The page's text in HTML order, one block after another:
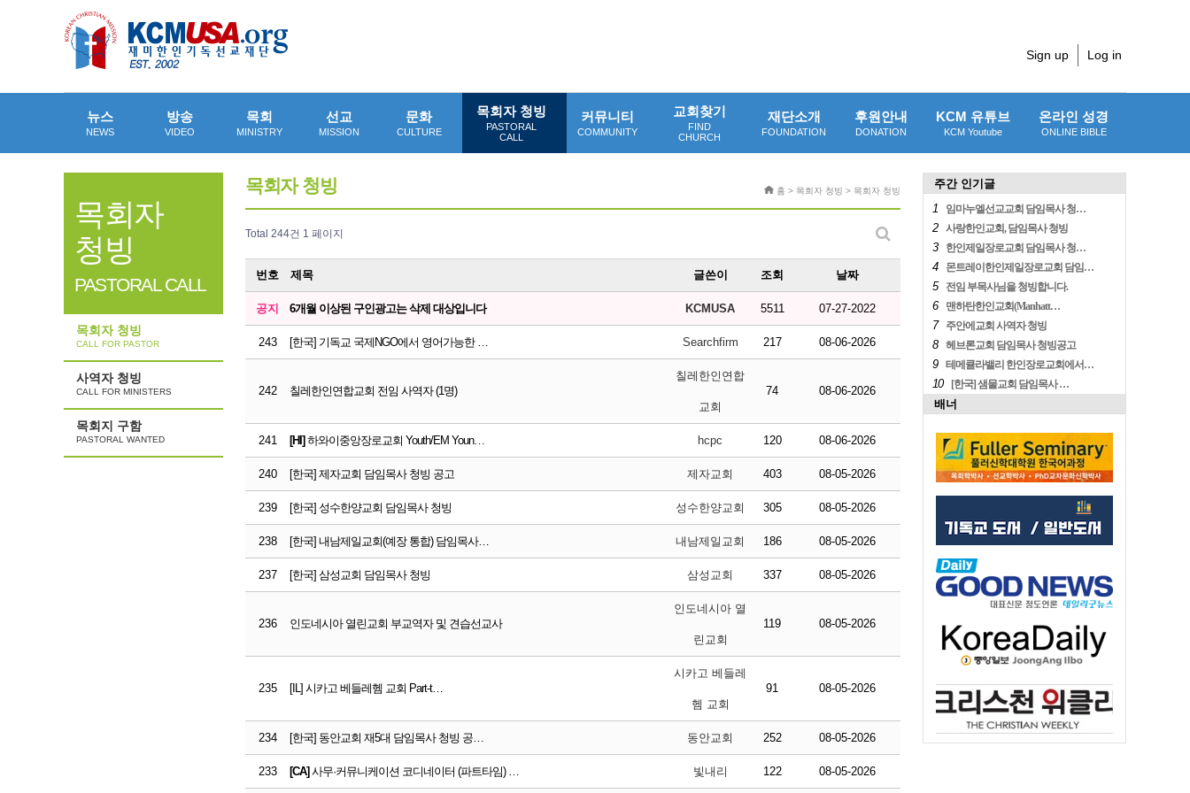
Sign up Log in
뉴스
NEWS
방송
VIDEO
목회
MINISTRY
선교
MISSION
문화
CULTURE
목회자 청빙
PASTORAL
CALL
커뮤니티
COMMUNITY
교회찾기
FIND
CHURCH
재단소개
FOUNDATION
후원안내
DONATION
KCM 유튜브
KCM Youtube
온라인 성경
ONLINE BIBLE
목회자
청빙
PASTORAL CALL
목회자 청빙
CALL FOR PASTOR
사역자 청빙
CALL FOR MINISTERS
목회지 구함
PASTORAL WANTED
목회자 청빙 홈 > 목회자 청빙 > 목회자 청빙
Total 244건 1 페이지
번호 제목 글쓴이 조회 날짜
공지 6개월 이상된 구인광고는 삭제 대상입니다 KCMUSA 5511 07-27-2022
243 [한국] 기독교 국제NGO에서 영어가능한 … Searchfirm 217 08-06-2026
242 칠레한인연합교회 전임 사역자 (1명)
칠레한인연합
교회
74 08-06-2026
241 [HI] 하와이중앙장로교회 Youth/EM Youn… hcpc 120 08-06-2026
240 [한국] 제자교회 담임목사 청빙 공고 제자교회 403 08-05-2026
239 [한국] 성수한양교회 담임목사 청빙 성수한양교회 305 08-05-2026
238 [한국] 내남제일교회(예장 통합) 담임목사… 내남제일교회 186 08-05-2026
237 [한국] 삼성교회 담임목사 청빙 삼성교회 337 08-05-2026
236 인도네시아 열린교회 부교역자 및 견습선교사
인도네시아 열
린교회
119 08-05-2026
235 [IL] 시카고 베들레헴 교회 Part-t…
시카고 베들레
헴 교회
91 08-05-2026
234 [한국] 동안교회 재5대 담임목사 청빙 공… 동안교회 252 08-05-2026
233 [CA] 사무·커뮤니케이션 코디네이터 (파트타임) … 빛내리 122 08-05-2026
주간 인기글
1
임마누엘선교교회 담임목사 청…
2 사랑한인교회, 담임목사 청빙
3 한인제일장로교회 담임목사 청…
4 몬트레이한인제일장로교회 담임…
5 전임 부목사님을 청빙합니다.
6 맨하탄한인교회(Manhatt…
7 주안에교회 사역자 청빙
8 헤브론교회 담임목사 청빙공고
9 테메큘라밸리 한인장로교회에서…
10 [한국] 샘물교회 담임목사 …
배너